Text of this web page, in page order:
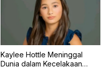
Kaylee Hottle Meninggal
Dunia dalam Kecelakaan